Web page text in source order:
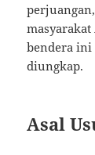
bendera
diungkap.
Asal